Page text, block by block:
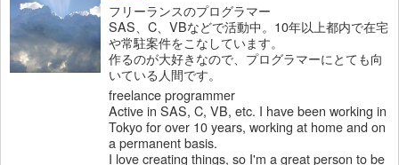
フリーランスのプログラマー
SAS、C、VBなどで活動中。10年以上都内で在宅
や常駐案件をこなしています。
作るのが大好きなので、プログラマーにとても向
いている人間です。
freelance programmer
Active in SAS, C, VB, etc. I have been working in
Tokyo for over 10 years, working at home and on
a permanent basis.
I love creating things, so I'm a great person to be